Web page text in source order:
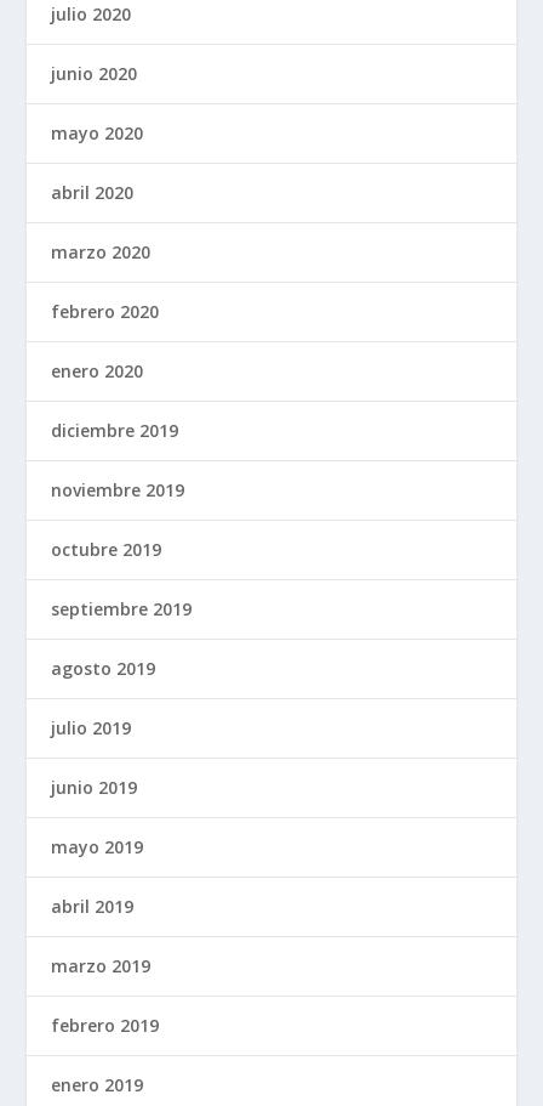
julio 2020
junio 2020
mayo 2020
abril 2020
marzo 2020
febrero 2020
enero 2020
diciembre 2019
noviembre 2019
octubre 2019
septiembre 2019
agosto 2019
julio 2019
junio 2019
mayo 2019
abril 2019
marzo 2019
febrero 2019
enero 2019